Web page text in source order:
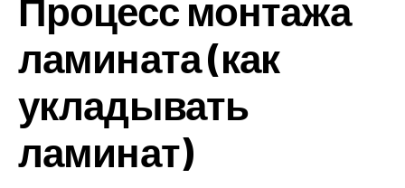
Процесс монтажа
ламината (как
укладывать
ламинат)